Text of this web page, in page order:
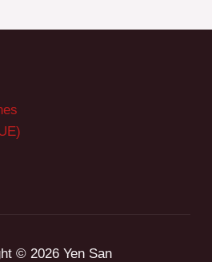
© 2026 Yen San